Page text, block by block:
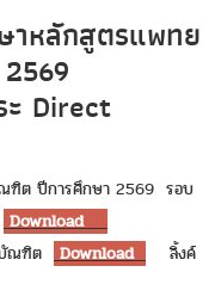
าหลักสูตรแพทย
ะ Direct
ณฑิต ปีการศึกษา 2569 รอบ
Download
บัณฑิต Download
ลิ้งค์